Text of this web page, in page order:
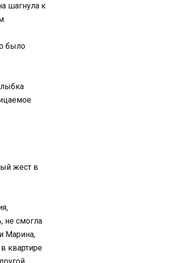
шагнула к
было
жест в
не смогла
Марина,
квартире